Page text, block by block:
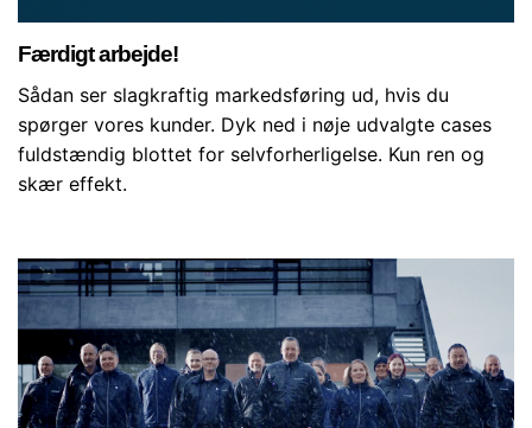
Færdigt arbejde!
Sådan ser slagkraftig markedsføring ud, hvis du
spørger vores kunder. Dyk ned i nøje udvalgte cases
fuldstændig blottet for selvforherligelse. Kun ren og
skær effekt.